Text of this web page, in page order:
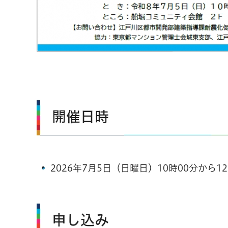
開催日時
2026年7月5日（日曜日）10時00分から
申し込み